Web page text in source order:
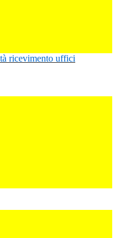
ricevimento uffici